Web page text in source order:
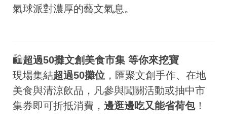
氣球派對濃厚的藝文氣息。
🛍️超過50攤文創美食市集 等你來挖寶
現場集結超過50攤位 ，匯聚文創手作、在地
美食與清涼飲品，凡參與闖關活動或抽中市
集券即可折抵消費， 邊逛邊吃又能省荷包！